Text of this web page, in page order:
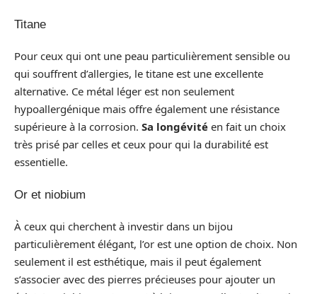
Titane
Pour ceux qui ont une peau particulièrement sensible ou
qui souffrent d’allergies, le titane est une excellente
alternative. Ce métal léger est non seulement
hypoallergénique mais offre également une résistance
supérieure à la corrosion. Sa longévité en fait un choix
très prisé par celles et ceux pour qui la durabilité est
essentielle.
Or et niobium
À ceux qui cherchent à investir dans un bijou
particulièrement élégant, l’or est une option de choix. Non
seulement il est esthétique, mais il peut également
s’associer avec des pierres précieuses pour ajouter un